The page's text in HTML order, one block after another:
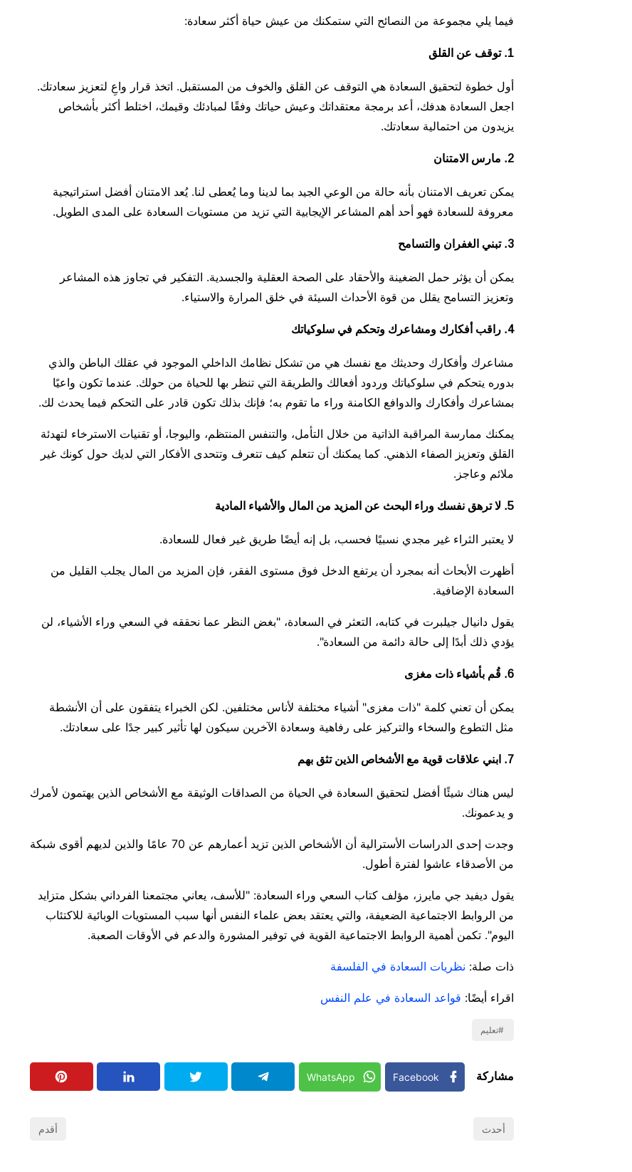
فيما يلي مجموعة من النصائح التي ستمكنك من عيش حياة أكثر سعادة:
1. توقف عن القلق
أول خطوة لتحقيق السعادة هي التوقف عن القلق والخوف من المستقبل. اتخذ قرار واعِ لتعزيز سعادتك.
اجعل السعادة هدفك، أعد برمجة معتقداتك وعيش حياتك وفقًا لمبادئك وقيمك، اختلط أكثر بأشخاص
يزيدون من احتمالية سعادتك.
2. مارس الامتنان
يمكن تعريف الامتنان بأنه حالة من الوعي الجيد بما لدينا وما يُعطى لنا. يُعد الامتنان أفضل استراتيجية
معروفة للسعادة فهو أحد أهم المشاعر الإيجابية التي تزيد من مستويات السعادة على المدى الطويل.
3. تبني الغفران والتسامح
يمكن أن يؤثر حمل الضغينة والأحقاد على الصحة العقلية والجسدية. التفكير في تجاوز هذه المشاعر
وتعزيز التسامح يقلل من قوة الأحداث السيئة في خلق المرارة والاستياء.
4. راقب أفكارك ومشاعرك وتحكم في سلوكياتك
مشاعرك وأفكارك وحديثك مع نفسك هي من تشكل نظامك الداخلي الموجود في عقلك الباطن والذي
بدوره يتحكم في سلوكياتك وردود أفعالك والطريقة التي تنظر بها للحياة من حولك. عندما تكون واعيًا
بمشاعرك وأفكارك والدوافع الكامنة وراء ما تقوم به؛ فإنك بذلك تكون قادر على التحكم فيما يحدث لك.
يمكنك ممارسة المراقبة الذاتية من خلال التأمل، والتنفس المنتظم، واليوجا، أو تقنيات الاسترخاء لتهدئة
القلق وتعزيز الصفاء الذهني. كما يمكنك أن تتعلم كيف تتعرف وتتحدى الأفكار التي لديك حول كونك غير
ملائم وعاجز.
5. لا ترهق نفسك وراء البحث عن المزيد من المال والأشياء المادية
لا يعتبر الثراء غير مجدي نسبيًا فحسب، بل إنه أيضًا طريق غير فعال للسعادة.
أظهرت الأبحاث أنه بمجرد أن يرتفع الدخل فوق مستوى الفقر، فإن المزيد من المال يجلب القليل من
السعادة الإضافية.
يقول دانيال جيلبرت في كتابه، التعثر في السعادة، "بغض النظر عما نحققه في السعي وراء الأشياء، لن
يؤدي ذلك أبدًا إلى حالة دائمة من السعادة".
6. قُم بأشياء ذات مغزى
يمكن أن تعني كلمة "ذات مغزى" أشياء مختلفة لأناس مختلفين. لكن الخبراء يتفقون على أن الأنشطة
مثل التطوع والسخاء والتركيز على رفاهية وسعادة الآخرين سيكون لها تأثير كبير جدًا على سعادتك.
7. ابني علاقات قوية مع الأشخاص الذين تثق بهم
ليس هناك شيئًا أفضل لتحقيق السعادة في الحياة من الصداقات الوثيقة مع الأشخاص الذين يهتمون لأمرك
و يدعمونك.
وجدت إحدى الدراسات الأسترالية أن الأشخاص الذين تزيد أعمارهم عن 70 عامًا والذين لديهم أقوى شبكة
من الأصدقاء عاشوا لفترة أطول.
يقول ديفيد جي مايرز، مؤلف كتاب السعي وراء السعادة: "للأسف، يعاني مجتمعنا الفرداني بشكل متزايد
من الروابط الاجتماعية الضعيفة، والتي يعتقد بعض علماء النفس أنها سبب المستويات الوبائية للاكتئاب
اليوم". تكمن أهمية الروابط الاجتماعية القوية في توفير المشورة والدعم في الأوقات الصعبة.
ذات صلة: نظريات السعادة في الفلسفة
اقراء أيضًا: قواعد السعادة في علم النفس
تعليم
مشاركة Facebook
WhatsApp
أحدث أقدم